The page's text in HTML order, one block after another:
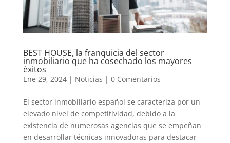
BEST HOUSE, la franquicia del sector
inmobiliario que ha cosechado los mayores
éxitos
Ene 29, 2024| Noticias | 0 Comentarios
El sector inmobiliario español se caracteriza por un
elevado nivel de competitividad, debido a la
existencia de numerosas agencias que se empeñan
en desarrollar técnicas innovadoras para destacar